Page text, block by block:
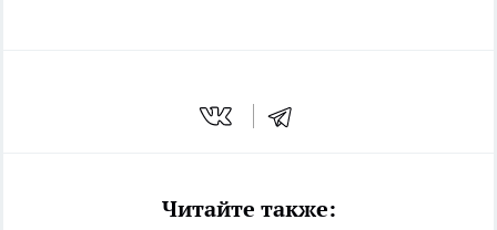
Читайте также: